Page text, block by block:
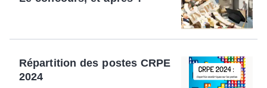
Répartition des postes CRPE
2024